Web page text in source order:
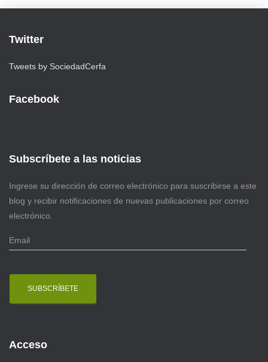
Twitter
Tweets by SociedadCerfa
Facebook
Subscríbete a las noticias
Ingrese su dirección de correo electrónico para suscribirse a este
blog y recibir notificaciones de nuevas publicaciones por correo
electrónico.
E
m
Acceso